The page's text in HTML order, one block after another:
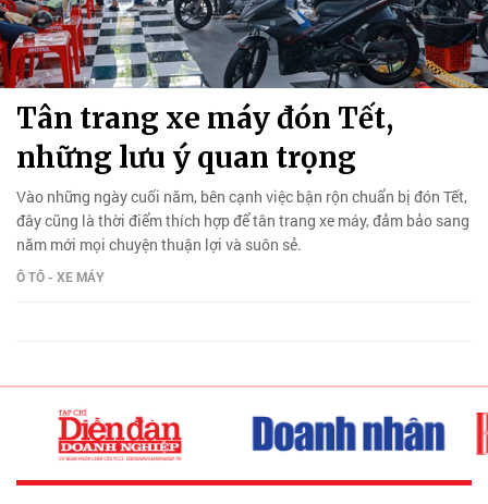
Tân trang xe máy đón Tết,
những lưu ý quan trọng
Vào những ngày cuối năm, bên cạnh việc bận rộn chuẩn bị đón Tết,
đây cũng là thời điểm thích hợp để tân trang xe máy, đảm bảo sang
năm mới mọi chuyện thuận lợi và suôn sẻ.
Ô TÔ - XE MÁY